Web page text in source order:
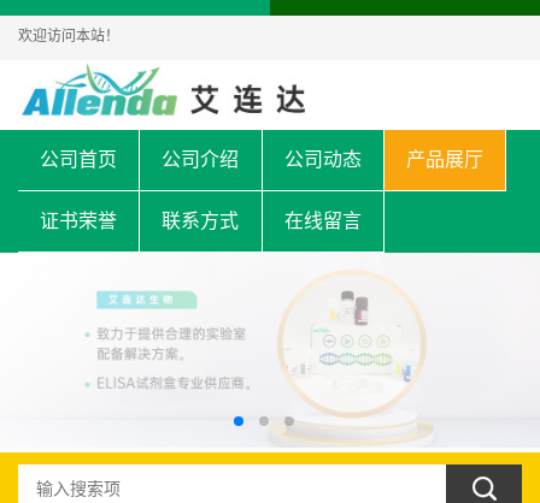
欢迎访问本站！
公司首页 公司介绍 公司动态 产品展厅
证书荣誉 联系方式 在线留言